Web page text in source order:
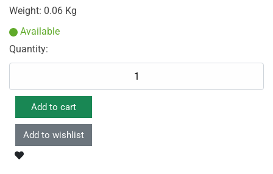
Weight: 0.06 Kg
Available
Quantity: